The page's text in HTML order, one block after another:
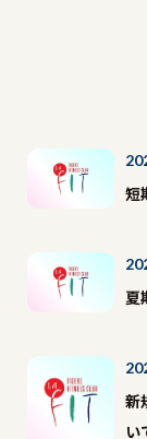
短
夏
新
い